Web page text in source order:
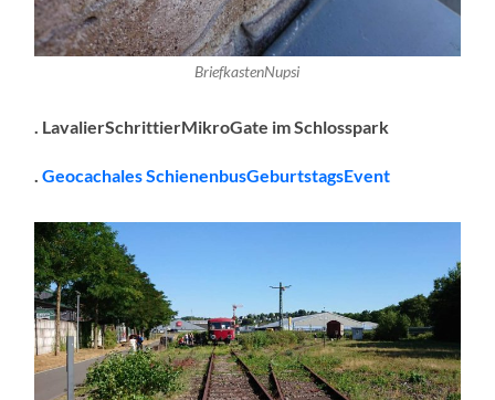
BriefkastenNupsi
. LavalierSchrittierMikroGate im Schlosspark
.Geocachales SchienenbusGeburtstagsEvent